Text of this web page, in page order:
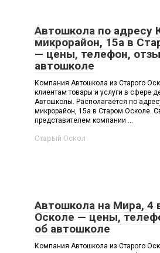
Автошкола по адресу
микрорайон, 15а в
— цены, телефон,
автошколе
Компания Автошкола из Старого
клиентам товары и услуги в сфере
Автошколы. Располагается по
микрорайон, 15а в Старом Осколе.
представителем компании ...
Старый Оскол
Автошкола на Мира, 4
Осколе — цены,
об автошколе
Компания Автошкола из Старого